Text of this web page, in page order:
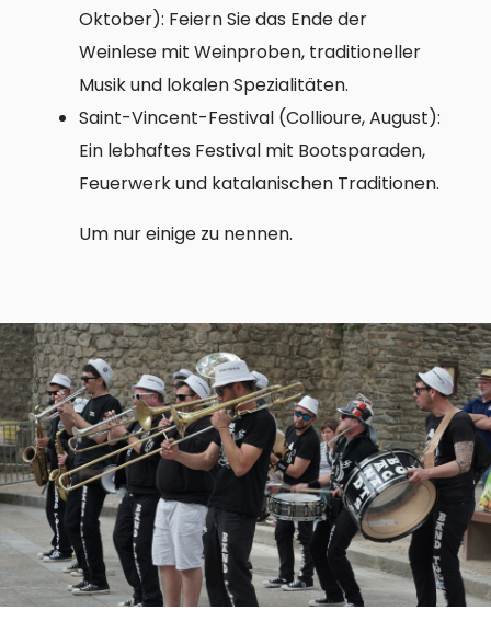
Oktober): Feiern Sie das Ende der
Weinlese mit Weinproben, traditioneller
Musik und lokalen Spezialitäten.
Saint-Vincent-Festival (Collioure, August):
Ein lebhaftes Festival mit Bootsparaden,
Feuerwerk und katalanischen Traditionen.
Um nur einige zu nennen.